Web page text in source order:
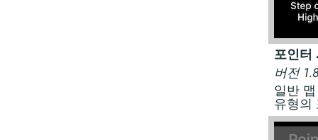
포인터
버전
일반
유형의